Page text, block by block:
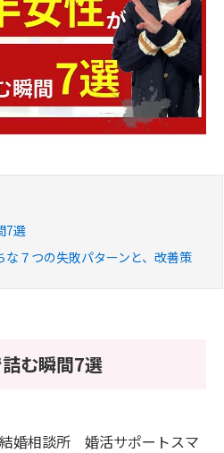
7選
７つの失敗パターンと、改善策
む瞬間7選
婚相談所 婚活サポートスマ